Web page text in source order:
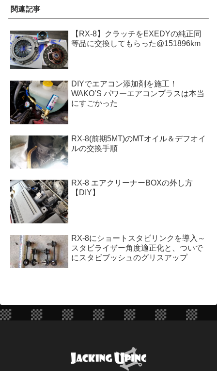
関連記事
【RX-8】クラッチをEXEDYの純正同
等品に交換してもらった@151896km
DIYでエアコン添加剤を施工！
WAKO’S パワーエアコンプラスは本当
にすごかった
RX-8(前期5MT)のMTオイル＆デフオイ
ルの交換手順
RX-8 エアクリーナーBOXの外し方
【DIY】
RX-8にショートスタビリンクを導入～
スタビライザー角度適正化と、ついで
にスタビブッシュのグリスアップ